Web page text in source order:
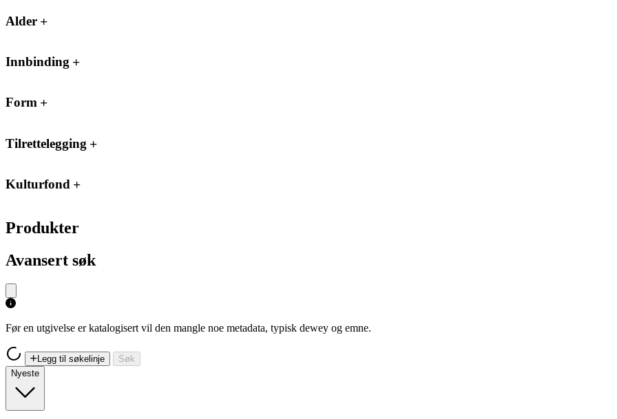
Alder
Innbinding
Form
Tilrettelegging
Kulturfond
Produkter
Avansert søk
Før en utgivelse er katalogisert vil den mangle noe metadata, typisk dewey og emne.
Legg til søkelinje
Søk
Nyeste